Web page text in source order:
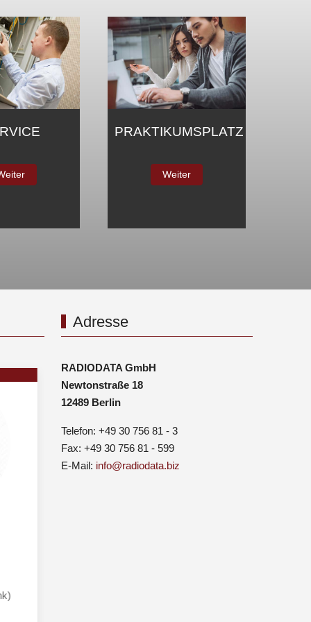
&
SERVICE
Weiter
Adresse
RADIODATA GmbH
Newtonstraße 18
12489 Berlin
Telefon: +49 30 756 81 - 3
Fax: +49 30 756 81 - 599
E-Mail: info@radiodata.biz